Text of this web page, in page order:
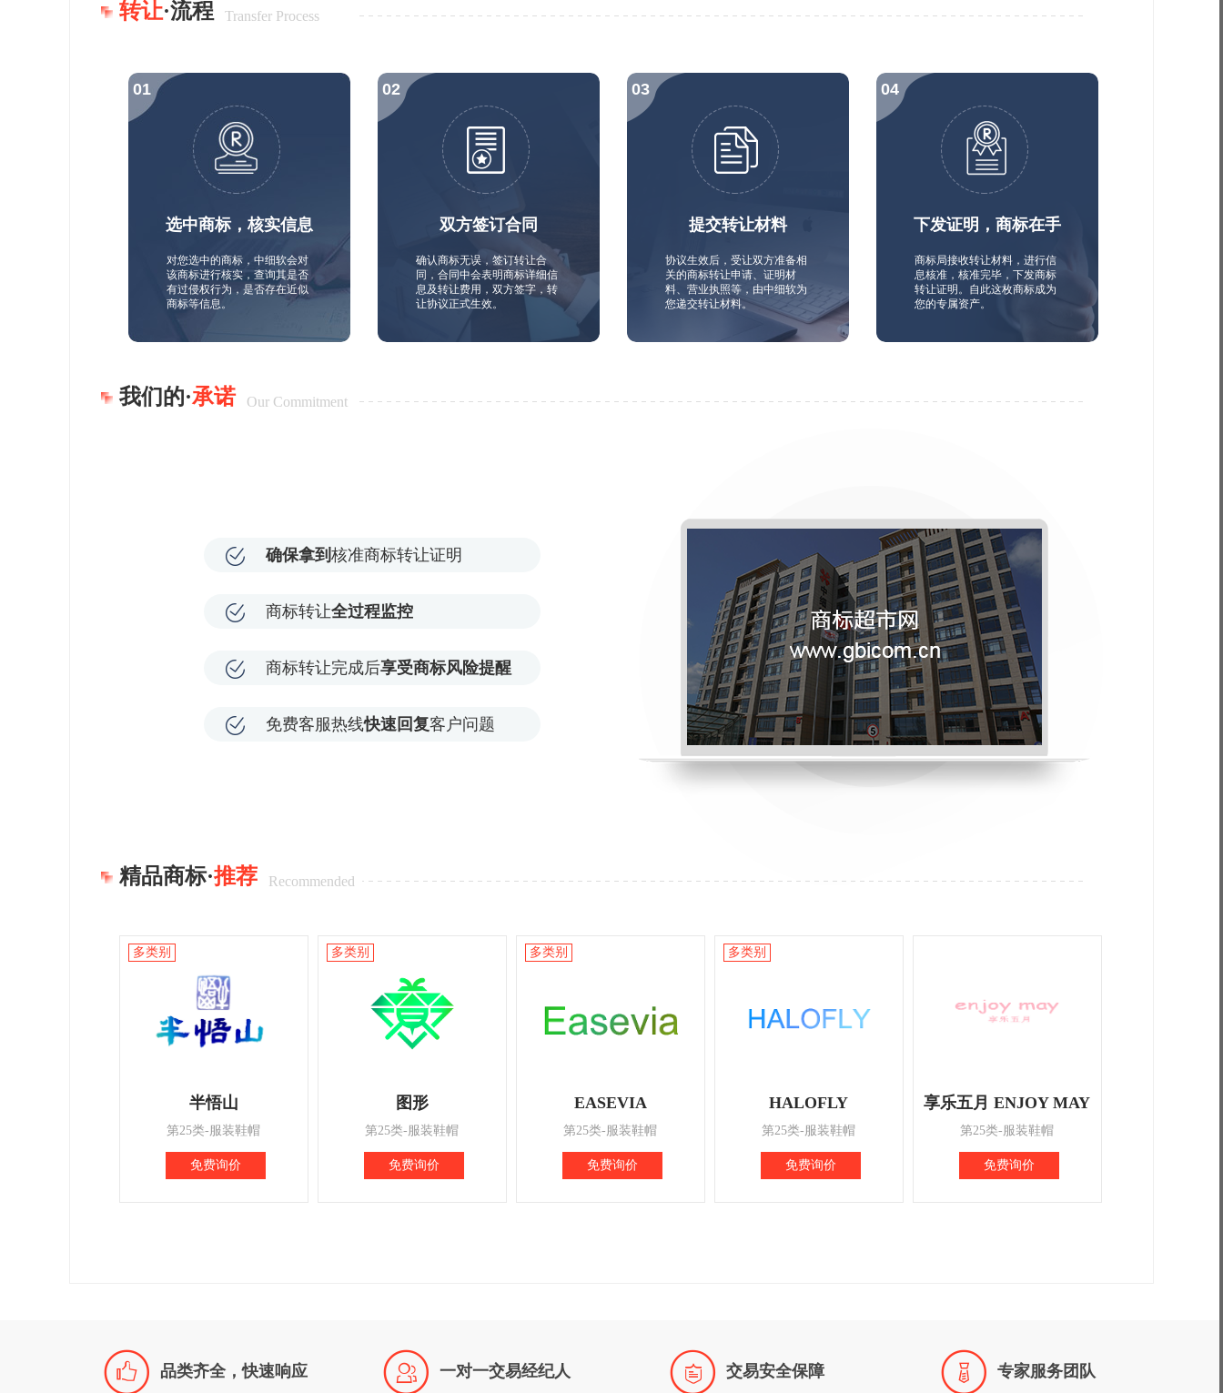
转让·流程 Transfer Process
选中商标，核实信息
对您选中的商标，中细软会对
该商标进行核实，查询其是否
有过侵权行为，是否存在近似
商标等信息。
双方签订合同
确认商标无误，签订转让合
同，合同中会表明商标详细信
息及转让费用，双方签字，转
让协议正式生效。
提交转让材料
协议生效后，受让双方准备相
关的商标转让申请、证明材
料、营业执照等，由中细软为
您递交转让材料。
下发证明，商标在手
商标局接收转让材料，进行信
息核准，核准完毕，下发商标
转让证明。自此这枚商标成为
您的专属资产。
我们的·承诺 Our Commitment
确保拿到 核准商标转让证明
商标转让全过程监控
商标转让完成后享受商标风险提醒
免费客服热线快速回复客户问题
精品商标·推荐 Recommended
半悟山
第25类-服装鞋帽
免费询价
多类别
图形
第25类-服装鞋帽
免费询价
多类别
EASEVIA
第25类-服装鞋帽
免费询价
多类别
HALOFLY
第25类-服装鞋帽
免费询价
多类别
享乐五月 ENJOY MAY
第25类-服装鞋帽
免费询价
 品类齐全，快速响应  一对一交易经纪人  交易安全保障  专家服务团队